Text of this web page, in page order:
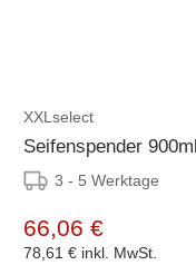
XXLselect
Seifenspender
3 - 5 Werktage
66,06 €
78,61 € inkl. MwSt.